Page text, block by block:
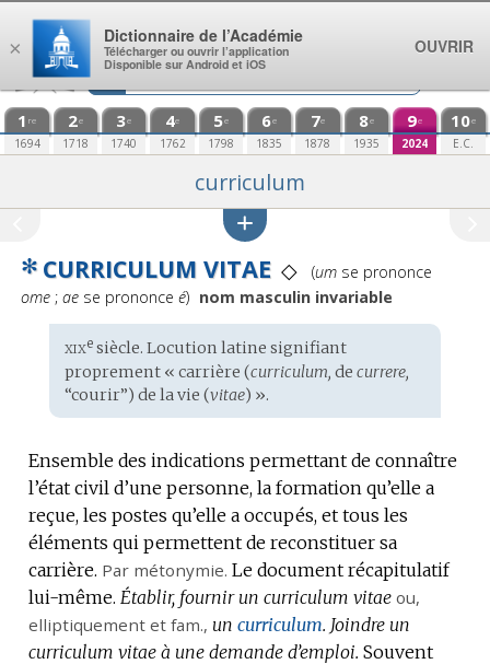
Aller au contenu
1 re
1694
2e
1718
3e
1740
4e
1762
5e
1798
6e
1835
7e
1878
8e
1935
9e
2024
10e
E.C.
curriculum
✻ CURRICULUM VITAE ◇
Prononciation
(umse prononce
ome; aese prononce é) nom masculin invariable
Étymologie
:
xixesiècle. Locution latine signifiant
proprement « carrière (curriculum, de currere,
“courir”) de la vie (vitae) ».
Ensemble des indications permettant de connaître
l’état civil d’une personne, la formation qu’elle a
reçue, les postes qu’elle a occupés, et tous les
éléments qui permettent de reconstituer sa
carrière. Par métonymie. Le document récapitulatif
lui-même. Établir, fournir un curriculum vitae ou,
elliptiquement et fam., un curriculum. Joindre un
curriculum vitae à une demande d’emploi. Souvent
×
Dictionnaire de l’Académie
Télécharger ou ouvrir l’application
Disponible sur Android et iOS
OUVRIR